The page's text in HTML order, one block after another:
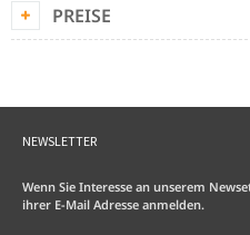
PREISE
NEWSLETTER
Wenn Sie Interesse an unserem
ihrer E-Mail Adresse anmelden.